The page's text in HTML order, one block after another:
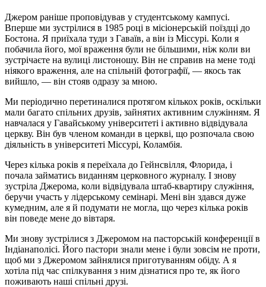
Джером раніше проповідував у студентському кампусі.
Вперше ми зустрілися в 1985 році в місіонерській поїздці до
Бостона. Я приїхала туди з Гаваїв, а він із Міссурі. Коли я
побачила його, мої враження були не більшими, ніж коли ви
зустрічаєте на вулиці листоношу. Він не справив на мене тоді
ніякого враження, але на спільній фотографії, — якось так
вийшло, — він стояв одразу за мною.
Ми періодично перетиналися протягом кількох років, оскільки
мали багато спільних друзів, зайнятих активним служінням. Я
навчалася у Гавайському університеті і активно відвідувала
церкву. Він був членом команди в церкві, що розпочала свою
діяльність в університеті Міссурі, Коламбія.
Через кілька років я переїхала до Гейнсвілля, Флорида, і
почала займатись виданням церковного журналу. І знову
зустріла Джерома, коли відвідувала штаб-квартиру служіння,
беручи участь у лідерському семінарі. Мені він здався дуже
кумедним, але я й подумати не могла, що через кілька років
він поведе мене до вівтаря.
Ми знову зустрілися з Джеромом на пасторській конференції в
Індіанаполісі. Його пастори знали мене і були зовсім не проти,
щоб ми з Джеромом зайнялися приготуванням обіду. А я
хотіла під час спілкування з ним дізнатися про те, як його
поживають наші спільні друзі.